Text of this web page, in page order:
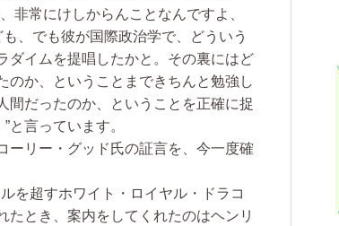
非常にけしからんことなんですよ、
、でも彼が国際政治学で、どういう
ダイムを提唱したかと。その裏にはど
のか、ということまできちんと勉強し
間だったのか、ということを正確に捉
と言っています。
リー・グッド氏の証言を、今一度確
を超すホワイト・ロイヤル・ドラコ
たとき、案内をしてくれたのはヘンリ